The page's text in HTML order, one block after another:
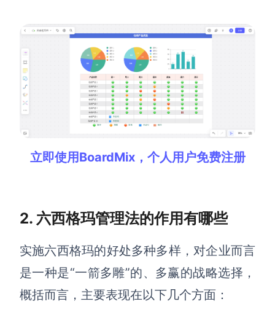
AI创作
创意与绘图
AI生成思维导图
AI生成用户旅程图
AI生成甘特图
AI生成组织结构图
战略与流程设计
AI生成5Why分析
AI生成平衡计分卡
AI生成时间管理四象限
立即使用BoardMix，个人用户免费注册
2. 六西格玛管理法的作用有哪些
实施六西格玛的好处多种多样，对企业而言
是一种是“一箭多雕”的、多赢的战略选择，
概括而言，主要表现在以下几个方面：